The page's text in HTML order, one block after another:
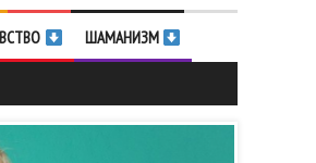
ШАМАНИЗМ